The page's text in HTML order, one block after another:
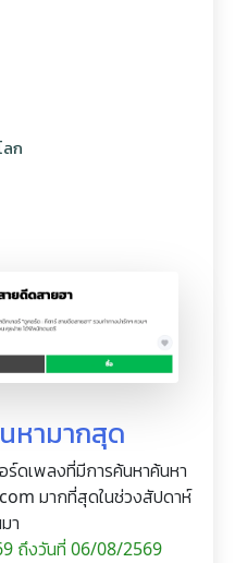
ลก
หามากสุด
ดเพลงที่มีการค้นหาค้นหา
มากที่สุดในช่วงสัปดาห์
า
ถึงวันที่ 06/08/2569